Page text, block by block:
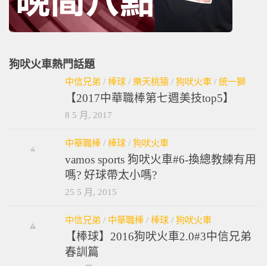
狗吠火車熱門話題
中信兄弟 / 棒球 / 樂天桃猿 / 狗吠火車 / 統一獅
【2017中華職棒第七週美技top5】
8 5 月, 2017
中華職棒 / 棒球 / 狗吠火車
vamos sports 狗吠火車#6-換總教練有用
嗎? 好球帶太小嗎?
25 5 月, 2015
中信兄弟 / 中華職棒 / 棒球 / 狗吠火車
【棒球】2016狗吠火車2.0#3中信兄弟
春訓篇